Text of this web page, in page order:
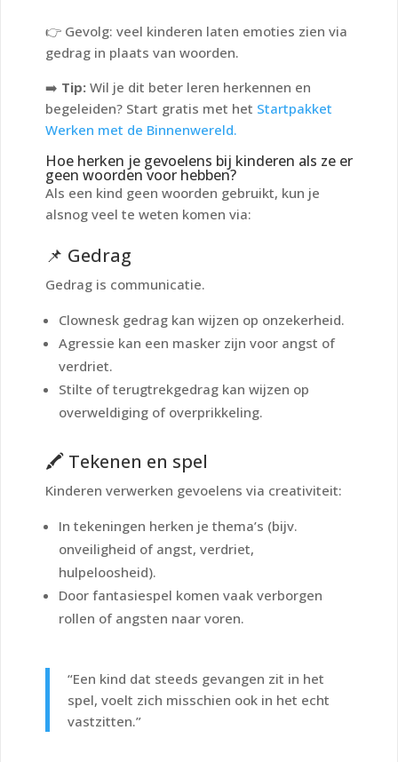
👉 Gevolg: veel kinderen laten emoties zien via
gedrag in plaats van woorden.
➡️ Tip: Wil je dit beter leren herkennen en
begeleiden? Start gratis met het Startpakket
Werken met de Binnenwereld.
Hoe herken je gevoelens bij kinderen als ze er
geen woorden voor hebben?
Als een kind geen woorden gebruikt, kun je
alsnog veel te weten komen via:
📌 Gedrag
Gedrag is communicatie.
Clownesk gedrag kan wijzen op onzekerheid.
Agressie kan een masker zijn voor angst of
verdriet.
Stilte of terugtrekgedrag kan wijzen op
overweldiging of overprikkeling.
🖍️ Tekenen en spel
Kinderen verwerken gevoelens via creativiteit:
In tekeningen herken je thema’s (bijv.
onveiligheid of angst, verdriet,
hulpeloosheid).
Door fantasiespel komen vaak verborgen
rollen of angsten naar voren.
“Een kind dat steeds gevangen zit in het
spel, voelt zich misschien ook in het echt
vastzitten.”